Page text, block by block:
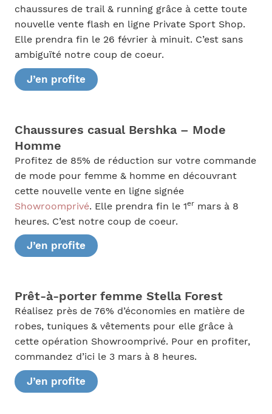
chaussures de trail & running grâce à cette toute
nouvelle vente flash en ligne Private Sport Shop.
Elle prendra fin le 26 février à minuit. C’est sans
ambiguïté notre coup de coeur.
J’en profite
Chaussures casual Bershka – Mode
Homme
Profitez de 85% de réduction sur votre commande
de mode pour femme & homme en découvrant
cette nouvelle vente en ligne signée
Showroomprivé. Elle prendra fin le 1ermars à 8
heures. C’est notre coup de coeur.
J’en profite
Prêt-à-porter femme Stella Forest
Réalisez près de 76% d’économies en matière de
robes, tuniques & vêtements pour elle grâce à
cette opération Showroomprivé. Pour en profiter,
commandez d’ici le 3 mars à 8 heures.
J’en profite